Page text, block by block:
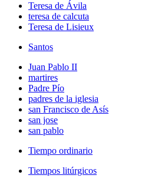
Teresa de Ávila
teresa de calcuta
Teresa de Lisieux
Santos
Juan Pablo II
martires
Padre Pío
padres de la iglesia
san Francisco de Asís
san jose
san pablo
Tiempo ordinario
Tiempos litúrgicos